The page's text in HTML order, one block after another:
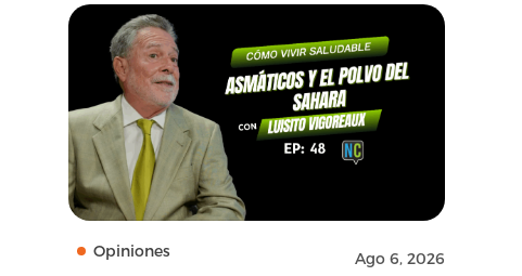
Opiniones Ago 6, 2026